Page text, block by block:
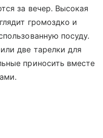
за вечер. Высокая
громоздко и
посуду.
две тарелки для
приносить вместе